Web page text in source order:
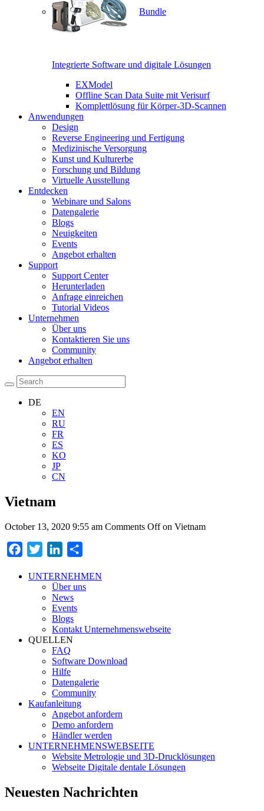
Bundle
Integrierte Software und digitale Lösungen
EXModel
Offline Scan Data Suite mit Verisurf
Komplettlösung für Körper-3D-Scannen
Anwendungen
Design
Reverse Engineering und Fertigung
Medizinische Versorgung
Kunst und Kulturerbe
Forschung und Bildung
Virtuelle Ausstellung
Entdecken
Webinare und Salons
Datengalerie
Blogs
Neuigkeiten
Events
Angebot erhalten
Support
Support Center
Herunterladen
Anfrage einreichen
Tutorial Videos
Unternehmen
Über uns
Kontaktieren Sie uns
Community
Angebot erhalten
DE
EN
RU
FR
ES
KO
JP
CN
Vietnam
October 13, 2020 9:55 am Comments Offon Vietnam
Facebook
Twitter LinkedIn
UNTERNEHMEN
Über uns
News
Events
Blogs
Kontakt Unternehmenswebseite
QUELLEN
FAQ
Software Download
Hilfe
Datengalerie
Community
Kaufanleitung
Angebot anfordern
Demo anfordern
Händler werden
UNTERNEHMENSWEBSEITE
Website Metrologie und 3D-Drucklösungen
Webseite Digitale dentale Lösungen
Neuesten Nachrichten